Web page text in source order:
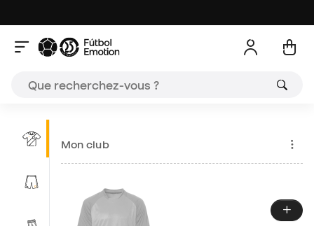
Mon club